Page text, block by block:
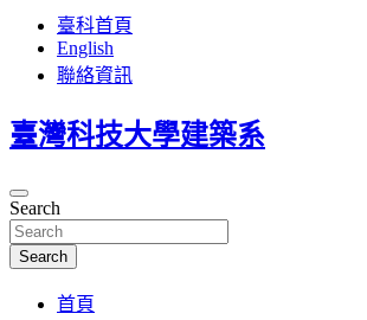
臺科首頁
English
聯絡資訊
臺灣科技大學建築系
Search
Search
首頁